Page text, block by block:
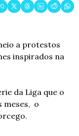
a protestos
inspirados na
da Liga que o
o